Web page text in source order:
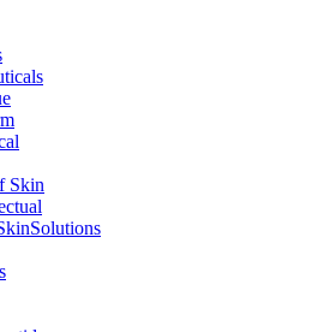
Skin